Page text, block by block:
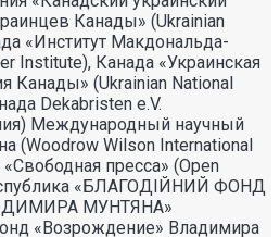
Канады» (Ukrainian
«Институт Макдональда-
Institute), Канада «Украинская
Канады» (Ukrainian National
Dekabristen e.V.
Международный научный
(Woodrow Wilson International
пресса» (Open
«БЛАГОДIЙНИЙ ФОНД
МУНТЯНА»
«Возрождение» Владимира